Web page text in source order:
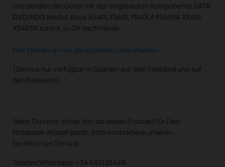
und senden das Gerät mit der eingebauten Komponente SATA
DVD/HDD Modul Asus A540L F540L F540LA F540YA X540L
X540YA zurück zu Dir nach hause.
Hier klicken um um die Reparatur anzumelden
(Service nur verfügbar in Spanien auf dem Festland und auf
den Balearen!)
Wenn Du nicht sicher bist ob dieses Ersatzeil für Dein
Notebook-Modell passt, bitte kontaktiere unseren
technischen Service.
Telefon/Whatsapp: +34 691126449